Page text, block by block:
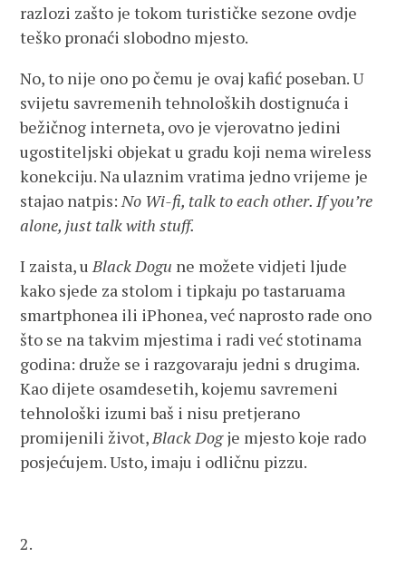
razlozi zašto je tokom turističke sezone ovdje
teško pronaći slobodno mjesto.
No, to nije ono po čemu je ovaj kafić poseban. U
svijetu savremenih tehnoloških dostignuća i
bežičnog interneta, ovo je vjerovatno jedini
ugostiteljski objekat u gradu koji nema wireless
konekciju. Na ulaznim vratima jedno vrijeme je
stajao natpis:No Wi-fi, talk to each other. If you’re
alone, just talk with stuff.
I zaista, uBlack Dogu ne možete vidjeti ljude
kako sjede za stolom i tipkaju po tastaruama
smartphonea ili iPhonea, već naprosto rade ono
što se na takvim mjestima i radi već stotinama
godina: druže se i razgovaraju jedni s drugima.
Kao dijete osamdesetih, kojemu savremeni
tehnološki izumi baš i nisu pretjerano
promijenili život,Black Dogje mjesto koje rado
posjećujem. Usto, imaju i odličnu pizzu.
2.